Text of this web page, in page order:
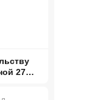
27